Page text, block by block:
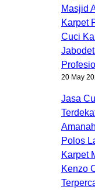
Masjid
Karpet
Cuci
20 May
Jasa
Polos
Karpet
Kenzo